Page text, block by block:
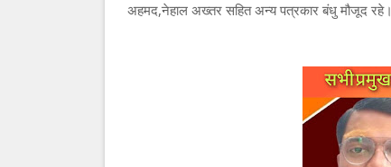
अहमद,नेहाल अख्तर सहित अन्य पत्रकार बंधु मौजूद रहे।